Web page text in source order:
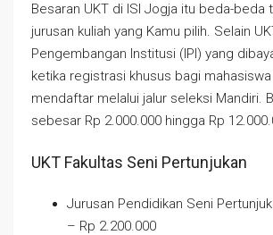
Besaran UKT di ISI Jogja itu beda-beda
jurusan kuliah yang Kamu pilih. Selain
Pengembangan Institusi (IPI) yang
ketika registrasi khusus bagi mahasiswa
mendaftar melalui jalur seleksi Mandiri.
sebesar Rp 2.000.000 hingga Rp
UKT Fakultas Seni Pertunjukan
Jurusan Pendidikan Seni
– Rp 2.200.000